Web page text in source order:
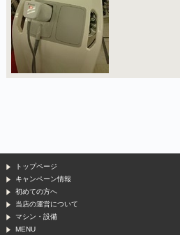
トップページ
キャンペーン情報
初めての方へ
当店の運営について
マシン・設備
MENU